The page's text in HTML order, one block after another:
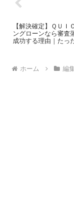
【解決確定】ＱＵＩ
ングローンなら審査
成功する理由｜たっ
ホーム 編